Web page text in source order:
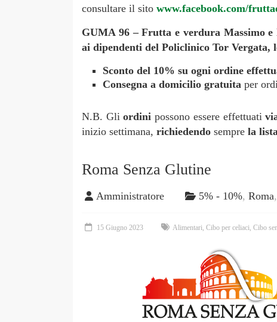
consultare il sito www.facebook.com/
GUMA 96 – Frutta e verdura Massimo
ai dipendenti del Policlinico Tor Vergata,
Sconto del 10% su ogni ordine
Consegna a domicilio gratuita per
N.B. Gliordinipossono essere effettuati
inizio settimana, richiedendo sempre la
Roma Senza Glutine
Amministratore 5% - 10%, Roma,
15 Giugno 2023 Alimentari, Cibo per celiaci, Cibo